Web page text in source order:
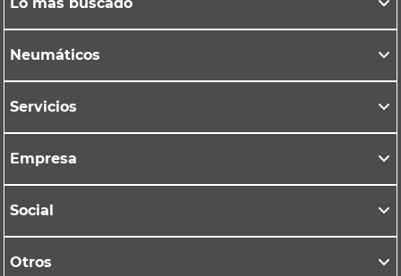
Neumáticos
Servicios
Empresa
Social
Otros